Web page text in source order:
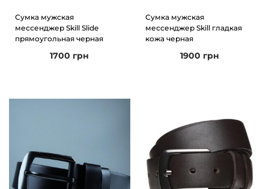
Сумка мужская
мессенджер Skill Slide
прямоугольная черная
1700 грн
Сумка мужская
мессенджер Skill гладкая
кожа черная
1900 грн